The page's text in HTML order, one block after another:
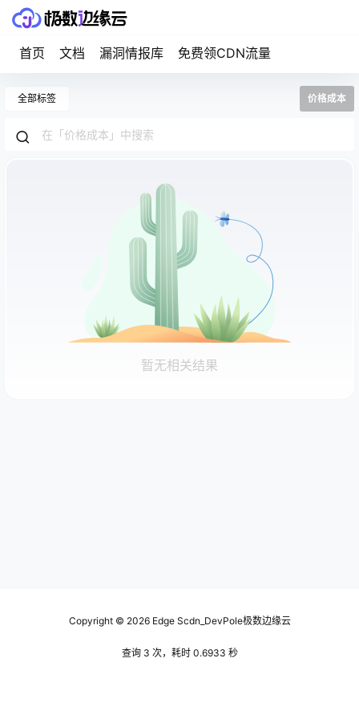
首页 文档 漏洞情报库 免费领CDN流量
全部标签 价格成本
暂无相关结果
Copyright © 2026Edge Scdn_DevPole极数边缘云
查询 3 次，耗时 0.6933 秒